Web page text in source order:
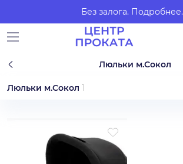
Без залога. Подробнее.
Люльки м.Сокол
Люльки м.Сокол 1